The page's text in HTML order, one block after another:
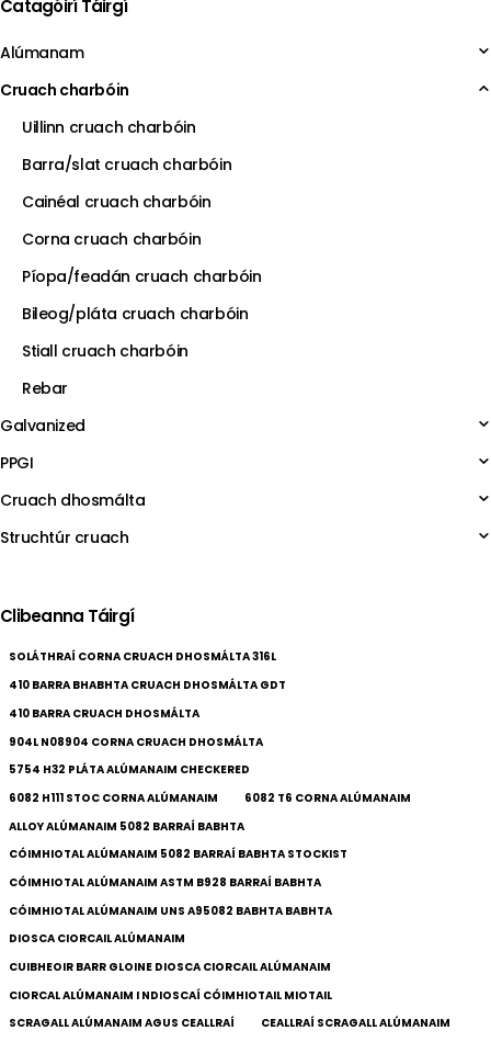
Catagóirí Táirgí
Alúmanam
Cruach charbóin
Uillinn cruach charbóin
Barra/slat cruach charbóin
Cainéal cruach charbóin
Corna cruach charbóin
Píopa/feadán cruach charbóin
Bileog/pláta cruach charbóin
Stiall cruach charbóin
Rebar
Galvanized
PPGI
Cruach dhosmálta
Struchtúr cruach
Clibeanna Táirgí
SOLÁTHRAÍ CORNA CRUACH DHOSMÁLTA 316L
410 BARRA BHABHTA CRUACH DHOSMÁLTA GDT
410 BARRA CRUACH DHOSMÁLTA
904L N08904 CORNA CRUACH DHOSMÁLTA
5754 H32 PLÁTA ALÚMANAIM CHECKERED
6082 H111 STOC CORNA ALÚMANAIM
6082 T6 CORNA ALÚMANAIM
ALLOY ALÚMANAIM 5082 BARRAÍ BABHTA
CÓIMHIOTAL ALÚMANAIM 5082 BARRAÍ BABHTA STOCKIST
CÓIMHIOTAL ALÚMANAIM ASTM B928 BARRAÍ BABHTA
CÓIMHIOTAL ALÚMANAIM UNS A95082 BABHTA BABHTA
DIOSCA CIORCAIL ALÚMANAIM
CUIBHEOIR BARR GLOINE DIOSCA CIORCAIL ALÚMANAIM
CIORCAL ALÚMANAIM I NDIOSCAÍ CÓIMHIOTAIL MIOTAIL
SCRAGALL ALÚMANAIM AGUS CEALLRAÍ
CEALLRAÍ SCRAGALL ALÚMANAIM